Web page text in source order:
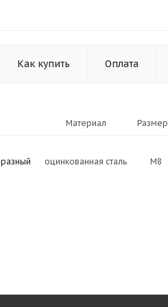
Как купить Оплата
Материал
оцинкованная сталь М8